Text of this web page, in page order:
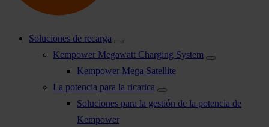
Soluciones de recarga
Kempower Megawatt Charging System
Kempower Mega Satellite
La potencia para la ricarica
Soluciones para la gestión de la potencia de
Kempower